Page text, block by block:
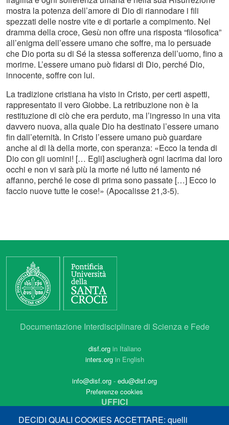
mostra la potenza dell’amore di Dio di riannodare i fili
spezzati delle nostre vite e di portarle a compimento. Nel
dramma della croce, Gesù non offre una risposta “filosofica”
all’enigma dell’essere umano che soffre, ma lo persuade
che Dio porta su di Sé la stessa sofferenza dell’uomo, fino a
morirne. L’essere umano può fidarsi di Dio, perché Dio,
innocente, soffre con lui.
La tradizione cristiana ha visto in Cristo, per certi aspetti,
rappresentato il vero Giobbe. La retribuzione non è la
restituzione di ciò che era perduto, ma l’ingresso in una vita
davvero nuova, alla quale Dio ha destinato l’essere umano
fin dall’eternità. In Cristo l’essere umano può guardare
anche al di là della morte, con speranza: «Ecco la tenda di
Dio con gli uomini! [… Egli] asciugherà ogni lacrima dai loro
occhi e non vi sarà più la morte né lutto né lamento né
affanno, perché le cose di prima sono passate […] Ecco io
faccio nuove tutte le cose!» (Apocalisse21,3-5).
Documentazione Interdisciplinare di Scienza e Fede
disf.orgin Italiano
inters.orgin English
info@disf.org - edu@disf.org
Preferenze cookies
UFFICI
DECIDI QUALI COOKIES ACCETTARE: quelli